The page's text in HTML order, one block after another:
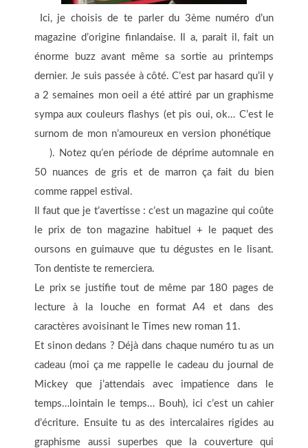
Ici, je choisis de te parler du 3ème numéro d’un
magazine d’origine finlandaise. Il a, parait il, fait un
énorme buzz avant même sa sortie au printemps
dernier. Je suis passée à côté. C’est par hasard qu’il y
a 2 semaines mon oeil a été attiré par un graphisme
sympa aux couleurs flashys (et pis oui, ok… C’est le
surnom de mon n’amoureux en version phonétique
). Notez qu’en période de déprime automnale en
50 nuances de gris et de marron ça fait du bien
comme rappel estival.
Il faut que je t’avertisse : c’est un magazine qui coûte
le prix de ton magazine habituel + le paquet des
oursons en guimauve que tu dégustes en le lisant.
Ton dentiste te remerciera.
Le prix se justifie tout de même par 180 pages de
lecture à la louche en format A4 et dans des
caractères avoisinant le Times new roman 11.
Et sinon dedans ? Déjà dans chaque numéro tu as un
cadeau (moi ça me rappelle le cadeau du journal de
Mickey que j’attendais avec impatience dans le
temps…lointain le temps… Bouh), ici c’est un cahier
d’écriture. Ensuite tu as des intercalaires rigides au
graphisme aussi superbes que la couverture qui